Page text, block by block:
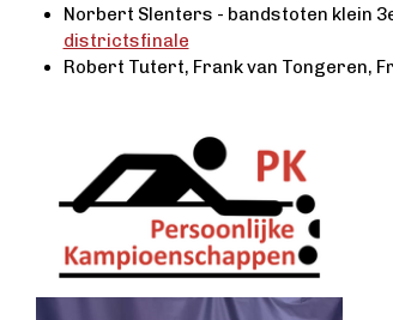
Norbert Slenters - bandstoten klein
districtsfinale
Robert Tutert, Frank van Tongeren,